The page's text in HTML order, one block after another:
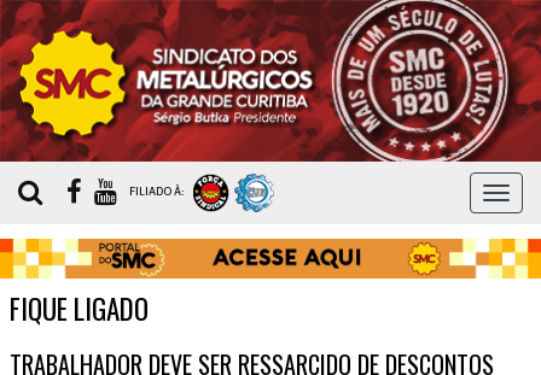
MENU
FILIADO À:
FIQUE LIGADO
TRABALHADOR DEVE SER RESSARCIDO DE DESCONTOS